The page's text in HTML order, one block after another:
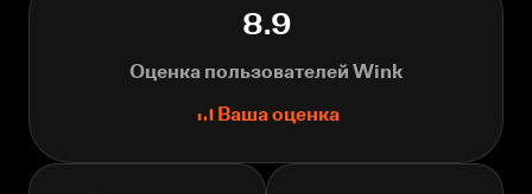
8.9
Оценка пользователей Wink
Ваша оценка